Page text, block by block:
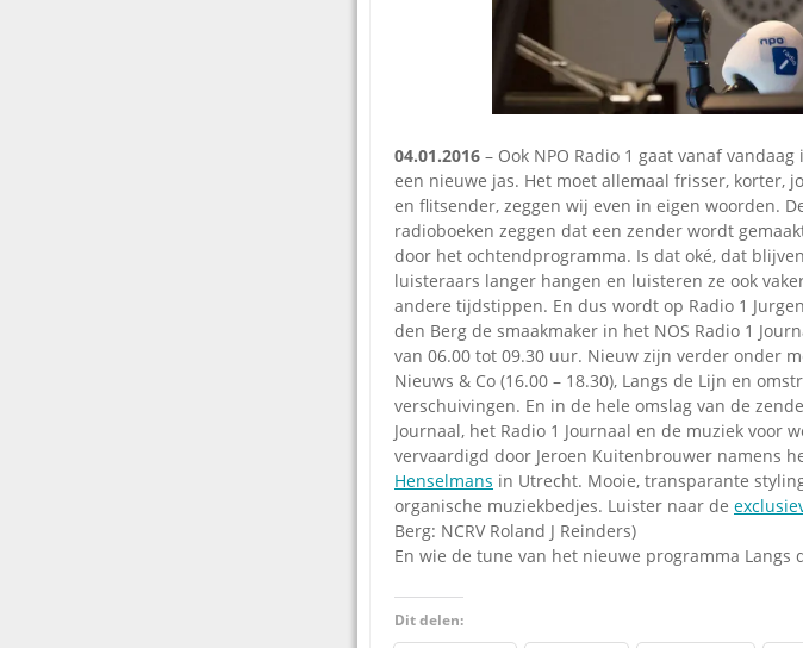
Vaak
04.01.2016 – Ook NPO Radio 1 gaat vanaf vandaag
een nieuwe jas. Het moet allemaal frisser, korter,
en flitsender, zeggen wij even in eigen woorden.
radioboeken zeggen dat een zender wordt
door het ochtendprogramma. Is dat oké, dat blijven
luisteraars langer hangen en luisteren ze ook
andere tijdstippen. En dus wordt op Radio 1
den Berg de smaakmaker in het NOS Radio 1
van 06.00 tot 09.30 uur. Nieuw zijn verder onder
Nieuws & Co (16.00 – 18.30), Langs de Lijn en
verschuivingen. En in de hele omslag van de
Journaal, het Radio 1 Journaal en de muziek voor
vervaardigd door Jeroen Kuitenbrouwer namens
Henselmans in Utrecht. Mooie, transparante
organische muziekbedjes. Luister naar de
Berg: NCRV Roland J Reinders)
En wie de tune van het nieuwe programma Langs
Dit delen: